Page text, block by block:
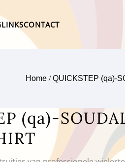
LINKSCONTACT
Home /QUICKSTEP (qa)-
(qa)-